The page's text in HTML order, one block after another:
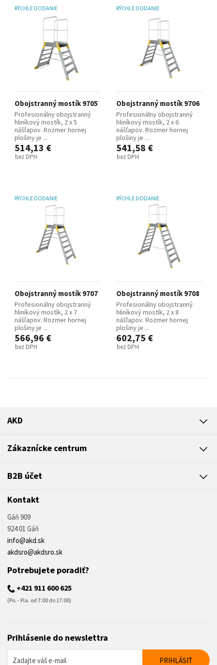
RÝCHLE DODANIE
Obojstranný mostík 9705
Profesionálny obojstranný
hliníkový mostík, 2 x 5
nášľapov. Rozmer hornej
plošiny je ...
514,13 €
bez DPH
RÝCHLE DODANIE
Obojstranný mostík 9706
Profesionálny obojstranný
hliníkový mostík, 2 x 6
nášľapov. Rozmer hornej
plošiny je ...
541,58 €
bez DPH
RÝCHLE DODANIE
Obojstranný mostík 9707
Profesionálny obojstranný
hliníkový mostík, 2 x 7
nášľapov. Rozmer hornej
plošiny je ...
566,96 €
bez DPH
RÝCHLE DODANIE
Obojstranný mostík 9708
Profesionálny obojstranný
hliníkový mostík, 2 x 8
nášľapov. Rozmer hornej
plošiny je ...
602,75 €
bez DPH
AKD
Zákaznícke centrum
B2B účet
Kontakt
Gáň 909
924 01 Gáň
info@akd.sk
akdsro@akdsro.sk
Potrebujete poradiť?
+421 911 600 625
(Po. - Pia. od 7:00 do 17:00)
Prihlásenie do newslettra